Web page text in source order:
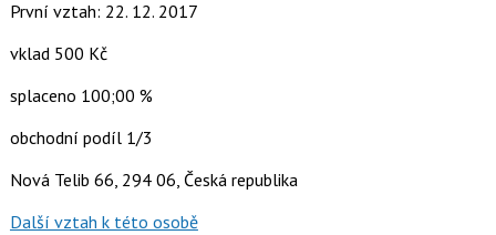
První vztah: 22. 12. 2017
vklad 500 Kč
splaceno 100;00 %
obchodní podíl 1/3
Nová Telib 66, 294 06, Česká republika
Další vztah k této osobě